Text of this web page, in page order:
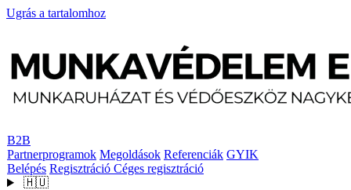
Ugrás a tartalomhoz
B2B
Partnerprogramok Megoldások Referenciák GYIK
Belépés Regisztráció Céges regisztráció
🇭🇺